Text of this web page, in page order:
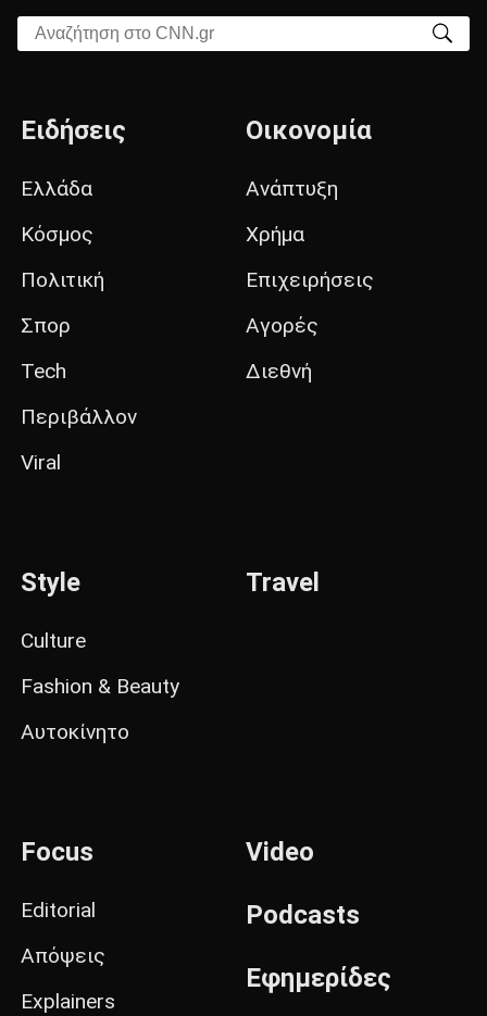
Αναζήτηση στο CNN.gr
Ειδήσεις
Ελλάδα
Κόσμος
Πολιτική
Σπορ
Tech
Περιβάλλον
Viral
Οικονομία
Ανάπτυξη
Χρήμα
Επιχειρήσεις
Αγορές
Διεθνή
Style
Culture
Fashion & Beauty
Αυτοκίνητο
Travel
Focus
Editorial
Απόψεις
Explainers
Video
Podcasts
Εφημερίδες